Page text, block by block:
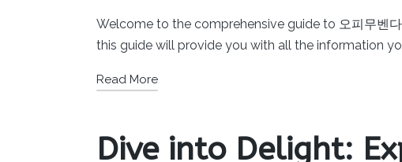
by
in
Welcome to the comprehensive guide to 오피무벤
this guide will provide you with all the information
Read More
Dive into Delight: